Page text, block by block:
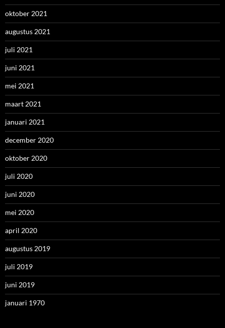
oktober 2021
augustus 2021
juli 2021
juni 2021
mei 2021
maart 2021
januari 2021
december 2020
oktober 2020
juli 2020
juni 2020
mei 2020
april 2020
augustus 2019
juli 2019
juni 2019
januari 1970